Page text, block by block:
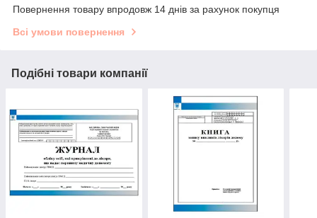
Повернення товару впродовж 14 днів за рахунок покупця
Всі умови повернення
Подібні товари компанії